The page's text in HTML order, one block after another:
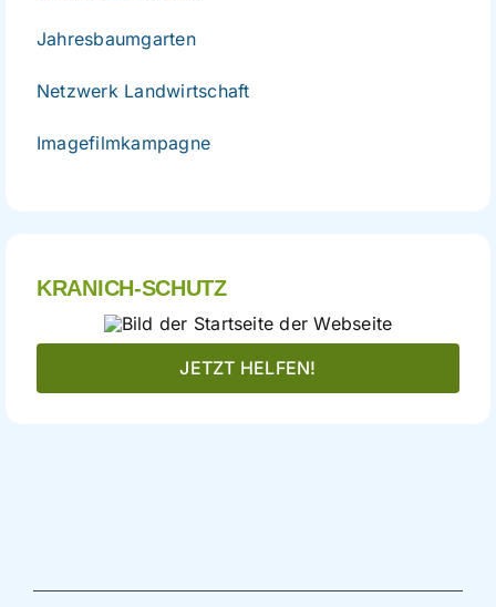
Jahresbaumgarten
Netzwerk Landwirtschaft
Imagefilmkampagne
KRANICH-SCHUTZ
JETZT HELFEN!